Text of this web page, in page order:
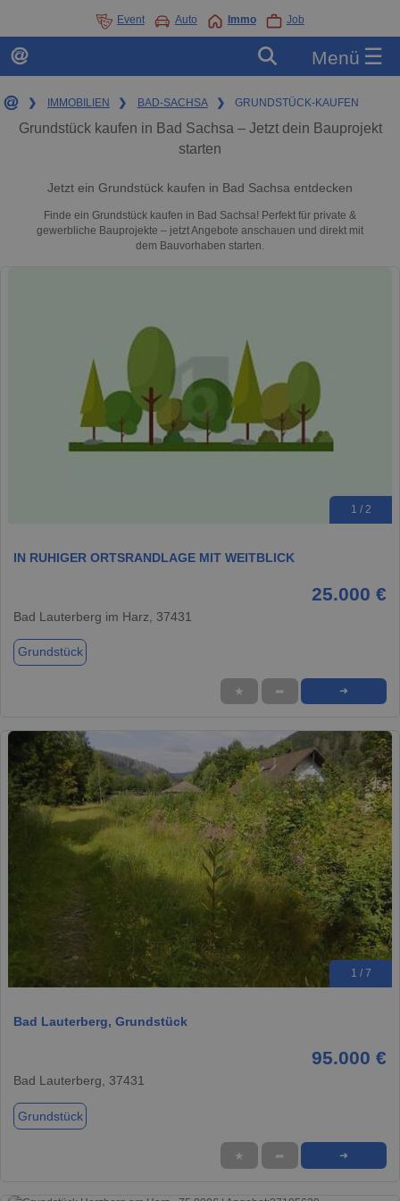
Event Auto Immo Job
Menü ☰
❯ IMMOBILIEN ❯ BAD-SACHSA ❯ GRUNDSTÜCK-KAUFEN
Grundstück kaufen in Bad Sachsa – Jetzt dein Bauprojekt
starten
Jetzt ein Grundstück kaufen in Bad Sachsa entdecken
Finde ein Grundstück kaufen in Bad Sachsa! Perfekt für private &
gewerbliche Bauprojekte – jetzt Angebote anschauen und direkt mit
dem Bauvorhaben starten.
1 / 2
IN RUHIGER ORTSRANDLAGE MIT WEITBLICK
25.000 €
Bad Lauterberg im Harz, 37431
Grundstück
★ ➦ ➜
1 / 7
Bad Lauterberg, Grundstück
95.000 €
Bad Lauterberg, 37431
Grundstück
★ ➦ ➜